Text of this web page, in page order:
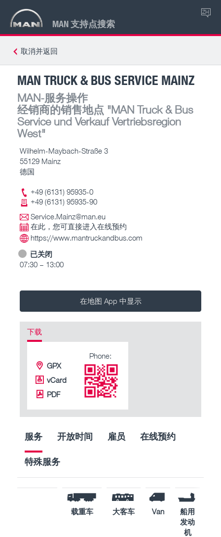
MAN 支持点搜索
ZH
取消并返回
MAN TRUCK & BUS SERVICE MAINZ
MAN-服务操作
经销商的销售地点 "MAN Truck & Bus
Service und Verkauf Vertriebsregion
West"
Wilhelm-Maybach-Straße 3
55129 Mainz
德国
+49 (6131) 95935-0
+49 (6131) 95935-90
Service.Mainz@man.eu
在此，您可直接进入在线预约
https://www.mantruckandbus.com
已关闭
07:30 – 13:00
在地图 App 中显示
下载
GPX
vCard
PDF
Phone:
服务 开放时间 雇员 在线预约
特殊服务
载重车 大客车 Van
船用
发动
机